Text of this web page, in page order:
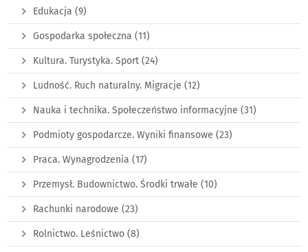
Edukacja (9)
Gospodarka społeczna (11)
Kultura. Turystyka. Sport (24)
Ludność. Ruch naturalny. Migracje (12)
Nauka i technika. Społeczeństwo informacyjne (31)
Podmioty gospodarcze. Wyniki finansowe (23)
Praca. Wynagrodzenia (17)
Przemysł. Budownictwo. Środki trwałe (10)
Rachunki narodowe (23)
Rolnictwo. Leśnictwo (8)